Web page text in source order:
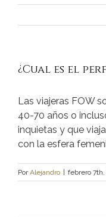
¿Cual es el
Las viajeras FOW
40-70 años o
inquietas y que
con la esfera
PorAlejandro febrero